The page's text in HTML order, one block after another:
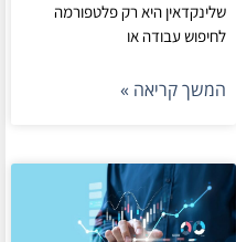
שלינקדאין היא רק פלטפורמה
לחיפוש עבודה או
המשך קריאה »